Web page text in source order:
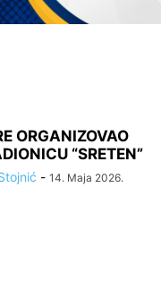
ORGANIZOVAO
“SRETEN”
- 14. Maja 2026.